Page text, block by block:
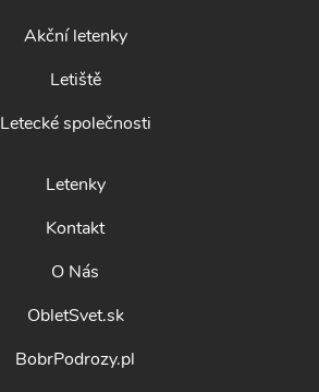
Akční letenky
Letiště
Letecké společnosti
Letenky
Kontakt
O Nás
ObletSvet.sk
BobrPodrozy.pl